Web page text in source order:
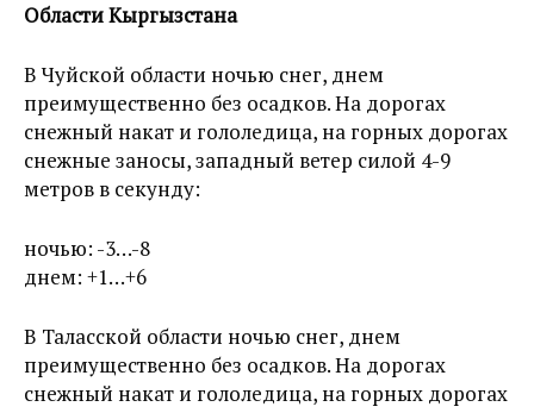
Области Кыргызстана
В Чуйской области ночью снег, днем
преимущественно без осадков. На дорогах
снежный накат и гололедица, на горных дорогах
снежные заносы, западный ветер силой 4-9
метров в секунду:
ночью: -3…-8
днем: +1…+6
В Таласской области ночью снег, днем
преимущественно без осадков. На дорогах
снежный накат и гололедица, на горных дорогах